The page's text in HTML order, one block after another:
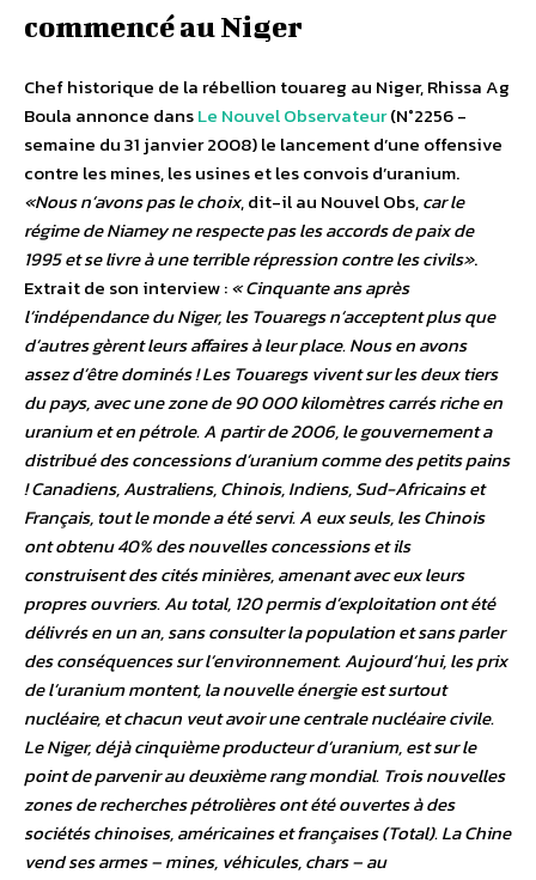
commencé au Niger
Chef historique de la rébellion touareg au Niger, Rhissa Ag
Boula annonce dansLe Nouvel Observateur(N°2256 -
semaine du 31 janvier 2008) le lancement d’une offensive
contre les mines, les usines et les convois d’uranium.
«Nous n’avons pas le choix, dit-il au Nouvel Obs,car le
régime de Niamey ne respecte pas les accords de paix de
1995 et se livre à une terrible répression contre les civils».
Extrait de son interview :« Cinquante ans après
l’indépendance du Niger, les Touaregs n’acceptent plus que
d’autres gèrent leurs affaires à leur place. Nous en avons
assez d’être dominés ! Les Touaregs vivent sur les deux tiers
du pays, avec une zone de 90 000 kilomètres carrés riche en
uranium et en pétrole. A partir de 2006, le gouvernement a
distribué des concessions d’uranium comme des petits pains
! Canadiens, Australiens, Chinois, Indiens, Sud-Africains et
Français, tout le monde a été servi. A eux seuls, les Chinois
ont obtenu 40% des nouvelles concessions et ils
construisent des cités minières, amenant avec eux leurs
propres ouvriers. Au total, 120 permis d’exploitation ont été
délivrés en un an, sans consulter la population et sans parler
des conséquences sur l’environnement. Aujourd’hui, les prix
de l’uranium montent, la nouvelle énergie est surtout
nucléaire, et chacun veut avoir une centrale nucléaire civile.
Le Niger, déjà cinquième producteur d’uranium, est sur le
point de parvenir au deuxième rang mondial. Trois nouvelles
zones de recherches pétrolières ont été ouvertes à des
sociétés chinoises, américaines et françaises (Total). La Chine
vend ses armes – mines, véhicules, chars – au